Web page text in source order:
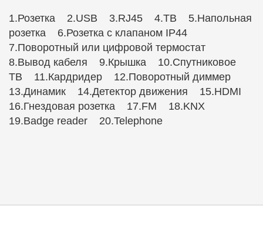
1.Розетка 2.USB 3.RJ45 4.ТВ 5.Напольная
розетка 6.Розетка с клапаном IP44
7.Поворотный или цифровой термостат
8.Вывод кабеля 9.Крышка 10.Спутниковое
ТВ 11.Кардридер 12.Поворотный диммер
13.Динамик 14.Детектор движения 15.HDMI
16.Гнездовая розетка 17.FM 18.KNX
19.Badge reader 20.Telephone